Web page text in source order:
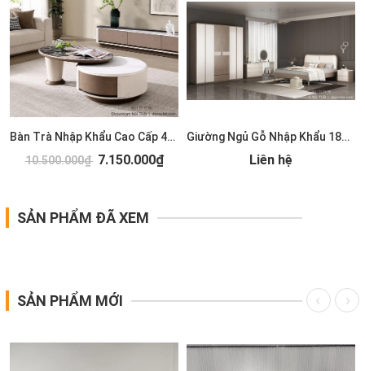
Bàn Trà Nhập Khẩu Cao Cấp 489S
10.500.000₫ 7.150.000₫
Giường Ngủ Gỗ Nhập Khẩu 185T
Liên hệ
SẢN PHẨM ĐÃ XEM
SẢN PHẨM MỚI